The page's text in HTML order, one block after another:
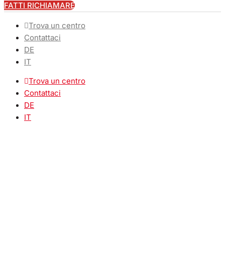
FATTI RICHIAMARE
Trova un centro
Contattaci
DE
IT
Trova un centro
Contattaci
DE
IT